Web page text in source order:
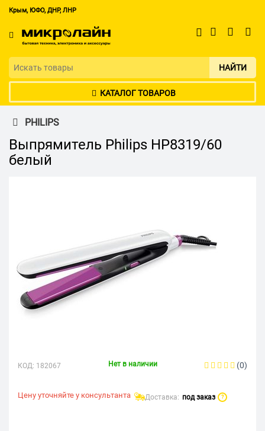
Крым, ЮФО, ДНР, ЛНР
НАЙТИ
КАТАЛОГ ТОВАРОВ
PHILIPS
Выпрямитель Philips HP8319/60
белый
КОД: 182067 Нет в наличии (0)
Цену уточняйте у консультанта Доставка: под заказ ?